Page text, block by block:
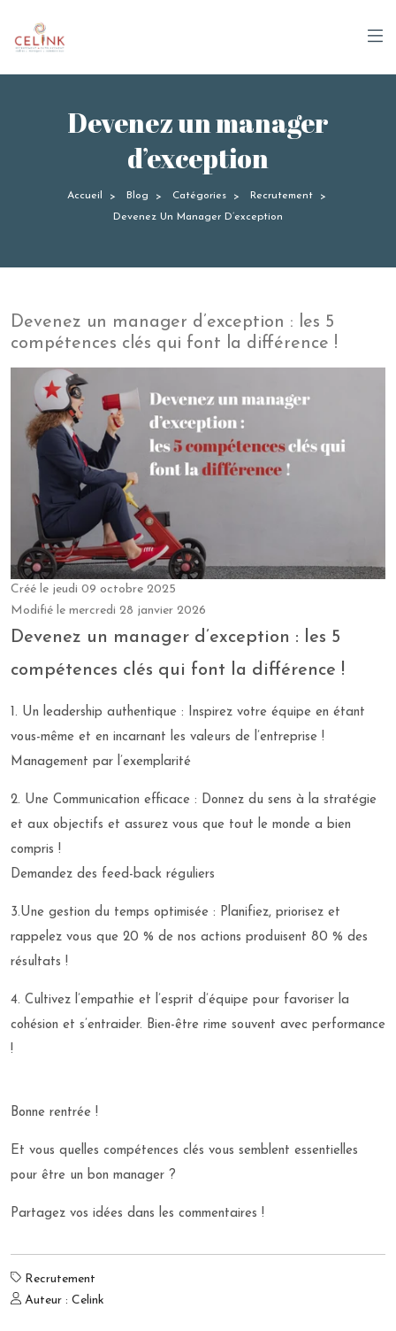
Devenez un manager
d’exception
Accueil > Blog > Catégories > Recrutement
>
Devenez Un Manager D’exception
Devenez un manager d’exception : les 5
compétences clés qui font la différence !
Créé le jeudi 09 octobre 2025
Modifié le mercredi 28 janvier 2026
Devenez un manager d’exception : les 5
compétences clés qui font la différence !
1. Un leadership authentique : Inspirez votre équipe en étant
vous-même et en incarnant les valeurs de l’entreprise !
Management par l’exemplarité
2. Une Communication efficace : Donnez du sens à la stratégie
et aux objectifs et assurez vous que tout le monde a bien
compris !
Demandez des feed-back réguliers
3.Une gestion du temps optimisée : Planifiez, priorisez et
rappelez vous que 20 % de nos actions produisent 80 % des
résultats !
4. Cultivez l’empathie et l’esprit d’équipe pour favoriser la
cohésion et s’entraider. Bien-être rime souvent avec performance
!
Bonne rentrée !
Et vous quelles compétences clés vous semblent essentielles
pour être un bon manager ?
Partagez vos idées dans les commentaires !
Recrutement
Auteur : Celink